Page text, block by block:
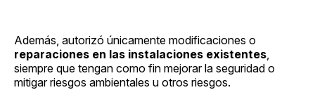
Además, autorizó únicamente modificaciones o
reparaciones en las instalaciones existentes
siempre que tengan como fin mejorar la seguridad o
mitigar riesgos ambientales u otros riesgos.